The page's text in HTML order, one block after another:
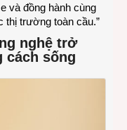
và đồng hành cùng
thị trường toàn cầu.”
nghệ trở
cách sống